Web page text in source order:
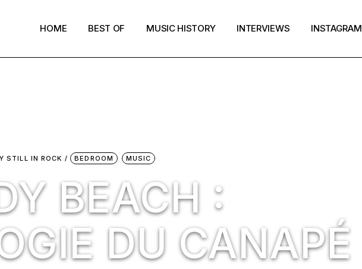
HOME BEST OF MUSIC HISTORY INTERVIEWS INSTAGRAM
STILL IN ROCK BEDROOM MUSIC
BEACH :
DU CANAPÉ